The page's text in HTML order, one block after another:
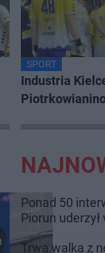
SPORT
Industria
Ponad 50
Piorun
Trwa walka z